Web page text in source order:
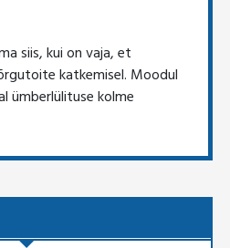
siis, kui on vaja, et
katkemisel. Moodul
ümberlülituse kolme